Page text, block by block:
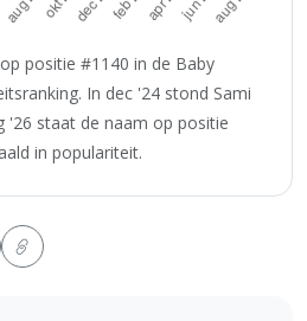
positie #1140 in de Baby
In dec '24 stond Sami
'26 staat de naam op positie
in populariteit.